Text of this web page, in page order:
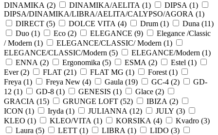
DINAMIKA (2) DINAMIKA/AELITA (1) DIPSA (1)
DIPSA/DINAMIKA/LIBRA/AELITA/CALYPSO/AGORA (1)
DIRECT (5) DOLCE VITA (4) Drum (1) Duna (11)
Duo (1) Eco (2) ELEGANCE (9)
Elegance /Classic
/ Modern (1) ELEGANCE/CLASSIC/ Modern (1)
ELEGANCE/CLASSIC/Modern (5) ELEGANCE/Modern (1)
ENNA (2) Ergonomika (5) ESMA (2) Estel (1)
Ever (2) FLAT (21) FLAT MG (1) Forest (1)
Freya (1) Freya New (4) Gaula (19) GC-4 (2)
GD-
12 (1) GD-8 (1) GENESIS (1) Glace (2)
GRACIA (15) GRUNGE LOFT (52) IBIZA (2)
ICON (1) Iryda (1) JULIANNA (12) JULY (3)
KLEO (1) KLEO/VITA (1) KORSIKA (4) Kvadro (3)
Laura (5) LETT (1) LIBRA (1) LIDO (3)